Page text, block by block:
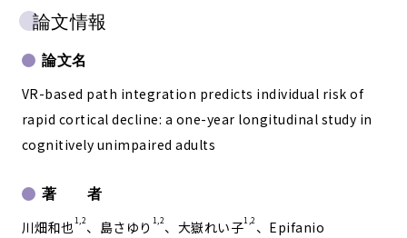
論文情報
論文名
VR-based path integration predicts individual risk of
rapid cortical decline: a one-year longitudinal study in
cognitively unimpaired adults
著 者
川畑和也1,2、島さゆり 1,2、大嶽れい子1,2 、Epifanio